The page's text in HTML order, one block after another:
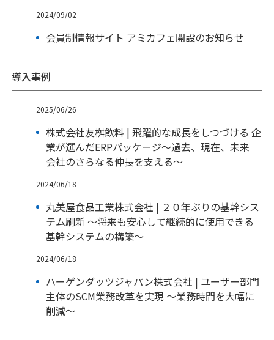
2024/09/02
会員制情報サイト アミカフェ開設のお知らせ
導入事例
2025/06/26
株式会社友桝飲料 | 飛躍的な成長をしつづける 企
業が選んだERPパッケージ～過去、現在、未来
会社のさらなる伸長を支える～
2024/06/18
丸美屋食品工業株式会社 | ２０年ぶりの基幹シス
テム刷新 ～将来も安心して継続的に使用できる
基幹システムの構築～
2024/06/18
ハーゲンダッツジャパン株式会社 | ユーザー部門
主体のSCM業務改革を実現 ～業務時間を大幅に
削減～